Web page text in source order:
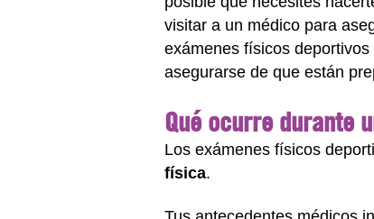
visitar a un médico para
exámenes físicos
asegurarse de que están
Qué ocurre durante
Los exámenes físicos
física.